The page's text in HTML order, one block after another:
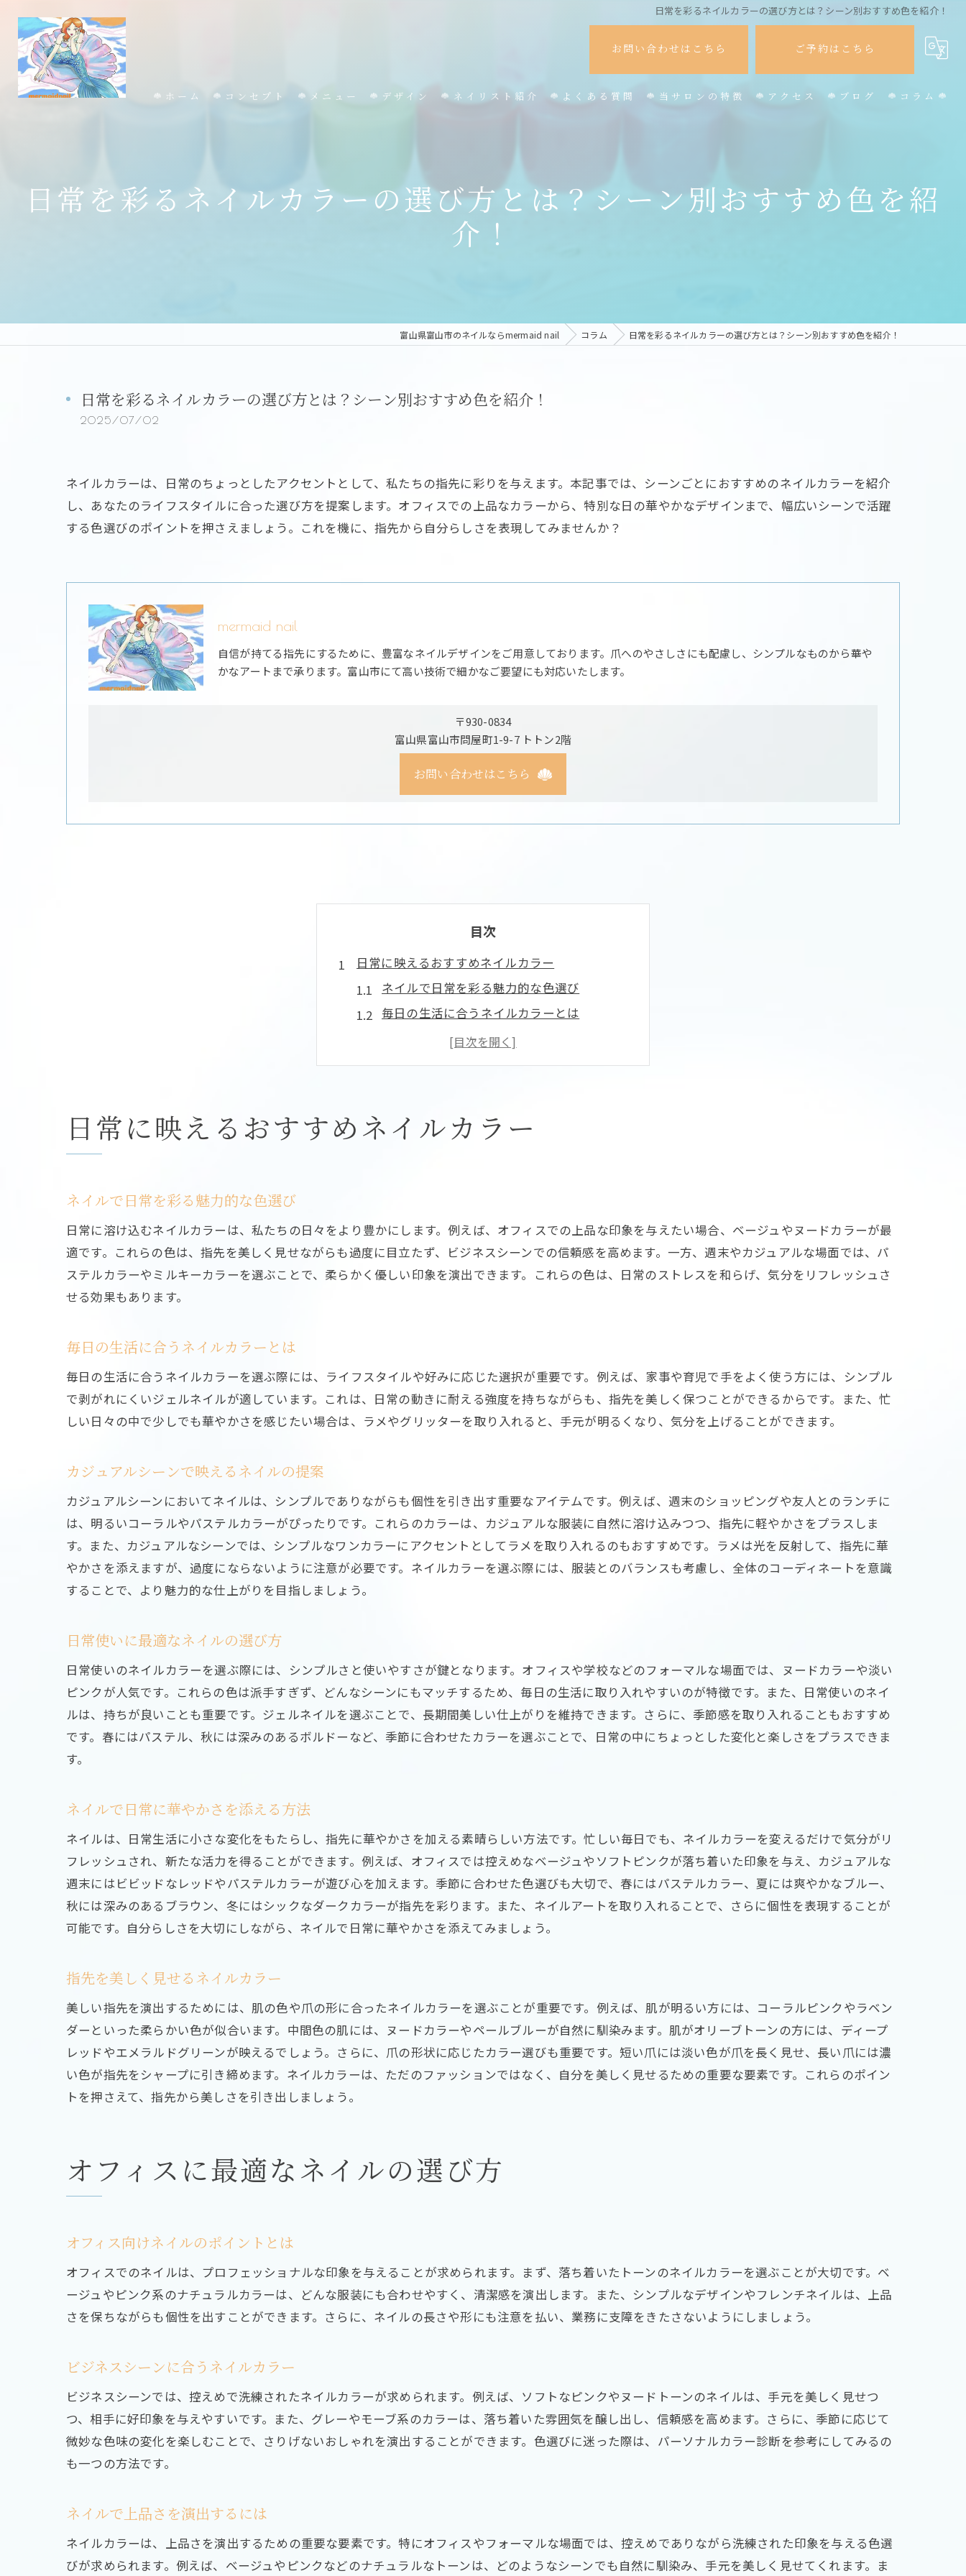
日常を彩るネイルカラーの選び方とは？シーン別おすすめ色を紹介！
お問い合わせはこちら ご予約はこちら
ホーム コンセプト メニュー デザイン ネイリスト紹介 よくある質問 当サロンの特徴
パラジェル
アクセス ブログ コラム
日常を彩るネイルカラーの選び方とは？シーン別おすすめ色を紹
介！
富山県富山市のネイルならmermaid nail コラム 日常を彩るネイルカラーの選び方とは？シーン別おすすめ色を紹介！
日常を彩るネイルカラーの選び方とは？シーン別おすすめ色を紹介！
2025/07/02
ネイルカラーは、日常のちょっとしたアクセントとして、私たちの指先に彩りを与えます。本記事では、シーンごとにおすすめのネイルカラーを紹介
し、あなたのライフスタイルに合った選び方を提案します。オフィスでの上品なカラーから、特別な日の華やかなデザインまで、幅広いシーンで活躍
する色選びのポイントを押さえましょう。これを機に、指先から自分らしさを表現してみませんか？
mermaid nail
自信が持てる指先にするために、豊富なネイルデザインをご用意しております。爪へのやさしさにも配慮し、シンプルなものから華や
かなアートまで承ります。富山市にて高い技術で細かなご要望にも対応いたします。
〒930-0834
富山県富山市問屋町1-9-7 トトン2階
お問い合わせはこちら
目次
日常に映えるおすすめネイルカラー
ネイルで日常を彩る魅力的な色選び
毎日の生活に合うネイルカラーとは
カジュアルシーンで映えるネイルの提案
日常使いに最適なネイルの選び方
指先を美しく見せるネイルカラー
オフィスに最適なネイルの選び方
職場で浮かないネイルの選び方
記念日におすすめのネイルカラー
華やかさを引き立てるネイル選び
ライフスタイルに合うネイルを選ぶ
ライフスタイルに調和するネイル
日常に溶け込むネイルカラー選び
ネイルでライフスタイルを表現する
シーン別ネイルカラーの選び方
シーンに応じたネイル選びの基本
場面に合わせたネイルカラーとは
シーン別に考えるネイルの選び方
上品で華やかなネイルの秘訣
上品さを引き立てるネイルテクニック
華やかさを演出するネイルカラー
ネイルで品格を上げる方法
ネイルで表現する自分らしさ
ネイルで自分らしさを表現する方法
個性を反映するネイルの選び方
ネイルが叶える自分の表現
指先の印象を左右するネイル選び
ネイルで指先を魅力的に見せる方法
指先を引き立てるネイルの秘訣
日常に映えるおすすめネイルカラー
ネイルで日常を彩る魅力的な色選び
日常に溶け込むネイルカラーは、私たちの日々をより豊かにします。例えば、オフィスでの上品な印象を与えたい場合、ベージュやヌードカラーが最
適です。これらの色は、指先を美しく見せながらも過度に目立たず、ビジネスシーンでの信頼感を高めます。一方、週末やカジュアルな場面では、パ
ステルカラーやミルキーカラーを選ぶことで、柔らかく優しい印象を演出できます。これらの色は、日常のストレスを和らげ、気分をリフレッシュさ
せる効果もあります。
毎日の生活に合うネイルカラーとは
毎日の生活に合うネイルカラーを選ぶ際には、ライフスタイルや好みに応じた選択が重要です。例えば、家事や育児で手をよく使う方には、シンプル
で剥がれにくいジェルネイルが適しています。これは、日常の動きに耐える強度を持ちながらも、指先を美しく保つことができるからです。また、忙
しい日々の中で少しでも華やかさを感じたい場合は、ラメやグリッターを取り入れると、手元が明るくなり、気分を上げることができます。
カジュアルシーンで映えるネイルの提案
カジュアルシーンにおいてネイルは、シンプルでありながらも個性を引き出す重要なアイテムです。例えば、週末のショッピングや友人とのランチに
は、明るいコーラルやパステルカラーがぴったりです。これらのカラーは、カジュアルな服装に自然に溶け込みつつ、指先に軽やかさをプラスしま
す。また、カジュアルなシーンでは、シンプルなワンカラーにアクセントとしてラメを取り入れるのもおすすめです。ラメは光を反射して、指先に華
やかさを添えますが、過度にならないように注意が必要です。ネイルカラーを選ぶ際には、服装とのバランスも考慮し、全体のコーディネートを意識
することで、より魅力的な仕上がりを目指しましょう。
日常使いに最適なネイルの選び方
日常使いのネイルカラーを選ぶ際には、シンプルさと使いやすさが鍵となります。オフィスや学校などのフォーマルな場面では、ヌードカラーや淡い
ピンクが人気です。これらの色は派手すぎず、どんなシーンにもマッチするため、毎日の生活に取り入れやすいのが特徴です。また、日常使いのネイ
ルは、持ちが良いことも重要です。ジェルネイルを選ぶことで、長期間美しい仕上がりを維持できます。さらに、季節感を取り入れることもおすすめ
です。春にはパステル、秋には深みのあるボルドーなど、季節に合わせたカラーを選ぶことで、日常の中にちょっとした変化と楽しさをプラスできま
す。
ネイルで日常に華やかさを添える方法
ネイルは、日常生活に小さな変化をもたらし、指先に華やかさを加える素晴らしい方法です。忙しい毎日でも、ネイルカラーを変えるだけで気分がリ
フレッシュされ、新たな活力を得ることができます。例えば、オフィスでは控えめなベージュやソフトピンクが落ち着いた印象を与え、カジュアルな
週末にはビビッドなレッドやパステルカラーが遊び心を加えます。季節に合わせた色選びも大切で、春にはパステルカラー、夏には爽やかなブルー、
秋には深みのあるブラウン、冬にはシックなダークカラーが指先を彩ります。また、ネイルアートを取り入れることで、さらに個性を表現することが
可能です。自分らしさを大切にしながら、ネイルで日常に華やかさを添えてみましょう。
指先を美しく見せるネイルカラー
美しい指先を演出するためには、肌の色や爪の形に合ったネイルカラーを選ぶことが重要です。例えば、肌が明るい方には、コーラルピンクやラベン
ダーといった柔らかい色が似合います。中間色の肌には、ヌードカラーやペールブルーが自然に馴染みます。肌がオリーブトーンの方には、ディープ
レッドやエメラルドグリーンが映えるでしょう。さらに、爪の形状に応じたカラー選びも重要です。短い爪には淡い色が爪を長く見せ、長い爪には濃
い色が指先をシャープに引き締めます。ネイルカラーは、ただのファッションではなく、自分を美しく見せるための重要な要素です。これらのポイン
トを押さえて、指先から美しさを引き出しましょう。
オフィスに最適なネイルの選び方
オフィス向けネイルのポイントとは
オフィスでのネイルは、プロフェッショナルな印象を与えることが求められます。まず、落ち着いたトーンのネイルカラーを選ぶことが大切です。ベ
ージュやピンク系のナチュラルカラーは、どんな服装にも合わせやすく、清潔感を演出します。また、シンプルなデザインやフレンチネイルは、上品
さを保ちながらも個性を出すことができます。さらに、ネイルの長さや形にも注意を払い、業務に支障をきたさないようにしましょう。
ビジネスシーンに合うネイルカラー
ビジネスシーンでは、控えめで洗練されたネイルカラーが求められます。例えば、ソフトなピンクやヌードトーンのネイルは、手元を美しく見せつ
つ、相手に好印象を与えやすいです。また、グレーやモーブ系のカラーは、落ち着いた雰囲気を醸し出し、信頼感を高めます。さらに、季節に応じて
微妙な色味の変化を楽しむことで、さりげないおしゃれを演出することができます。色選びに迷った際は、パーソナルカラー診断を参考にしてみるの
も一つの方法です。
ネイルで上品さを演出するには
ネイルカラーは、上品さを演出するための重要な要素です。特にオフィスやフォーマルな場面では、控えめでありながら洗練された印象を与える色選
びが求められます。例えば、ベージュやピンクなどのナチュラルなトーンは、どのようなシーンでも自然に馴染み、手元を美しく見せてくれます。ま